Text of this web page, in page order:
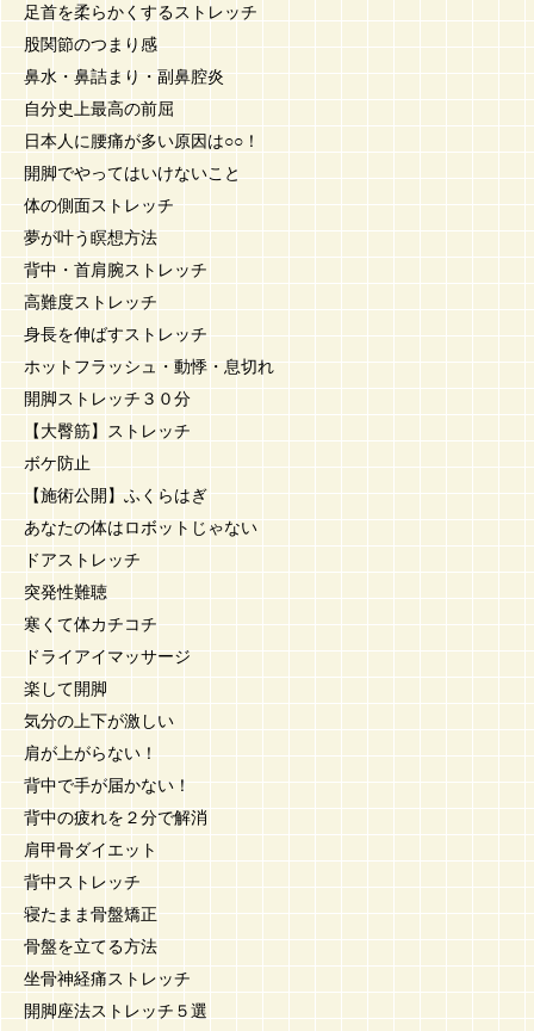
足首を柔らかくするストレッチ
股関節のつまり感
鼻水・鼻詰まり・副鼻腔炎
自分史上最高の前屈
日本人に腰痛が多い原因は○○！
開脚でやってはいけないこと
体の側面ストレッチ
夢が叶う瞑想方法
背中・首肩腕ストレッチ
高難度ストレッチ
身長を伸ばすストレッチ
ホットフラッシュ・動悸・息切れ
開脚ストレッチ３０分
【大臀筋】ストレッチ
ボケ防止
【施術公開】ふくらはぎ
あなたの体はロボットじゃない
ドアストレッチ
突発性難聴
寒くて体カチコチ
ドライアイマッサージ
楽して開脚
気分の上下が激しい
肩が上がらない！
背中で手が届かない！
背中の疲れを２分で解消
肩甲骨ダイエット
背中ストレッチ
寝たまま骨盤矯正
骨盤を立てる方法
坐骨神経痛ストレッチ
開脚座法ストレッチ５選